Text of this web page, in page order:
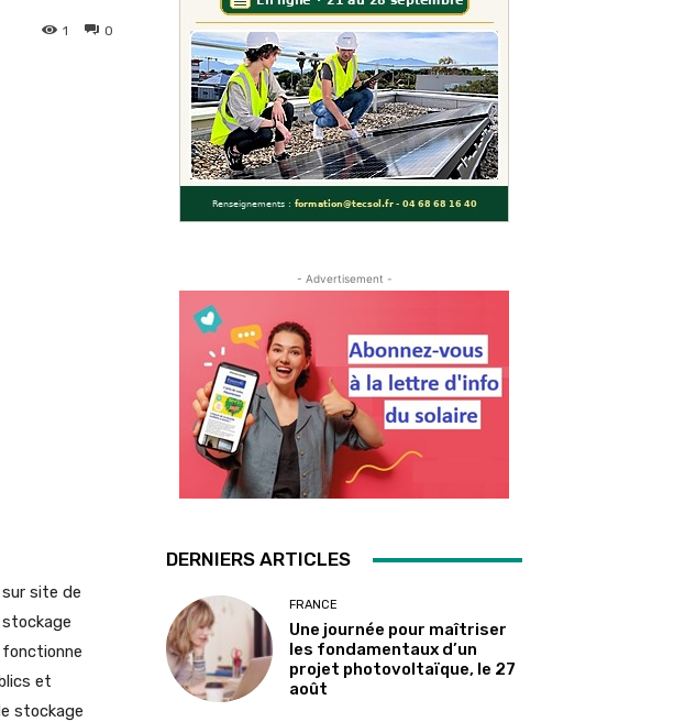
0
1
site de
et
stockage
- Advertisement -
DERNIERS ARTICLES
FRANCE
Une journée pour maîtriser
les fondamentaux d’un
projet photovoltaïque, le 27
août